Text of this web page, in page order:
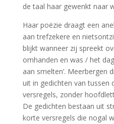
de taal haar gewenkt naar
Haar poëzie draagt een
aan trefzekere en
blijkt wanneer zij spreekt
omhanden en was / het
aan smelten’. Meerbergen
uit in gedichten van tussen
versregels, zonder
De gedichten bestaan uit
korte versregels die nogal